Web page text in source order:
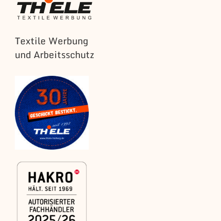
Textile Werbung
und Arbeitsschutz